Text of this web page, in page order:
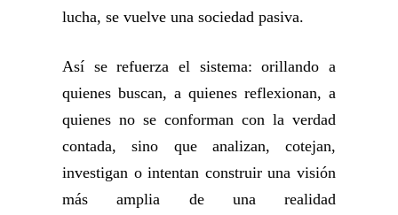
lucha, se vuelve una sociedad pasiva.
Así se refuerza el sistema: orillando a
quienes buscan, a quienes reflexionan, a
quienes no se conforman con la verdad
contada, sino que analizan, cotejan,
investigan o intentan construir una visión
más amplia de una realidad